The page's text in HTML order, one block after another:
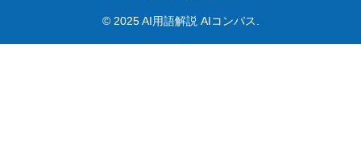
© 2025 AI用語解説 AIコンパス.